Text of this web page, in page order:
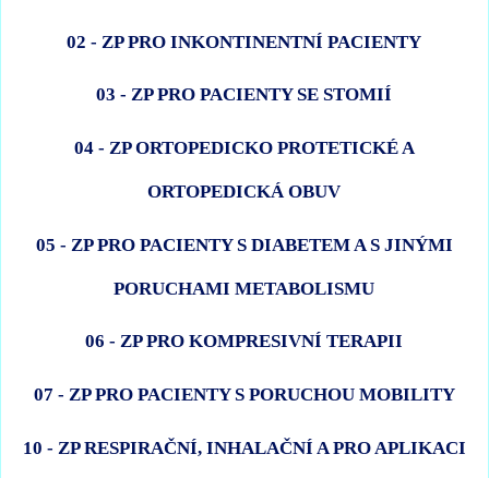
02 - ZP PRO INKONTINENTNÍ PACIENTY
03 - ZP PRO PACIENTY SE STOMIÍ
04 - ZP ORTOPEDICKO PROTETICKÉ A
ORTOPEDICKÁ OBUV
05 - ZP PRO PACIENTY S DIABETEM A S JINÝMI
PORUCHAMI METABOLISMU
06 - ZP PRO KOMPRESIVNÍ TERAPII
07 - ZP PRO PACIENTY S PORUCHOU MOBILITY
10 - ZP RESPIRAČNÍ, INHALAČNÍ A PRO APLIKACI